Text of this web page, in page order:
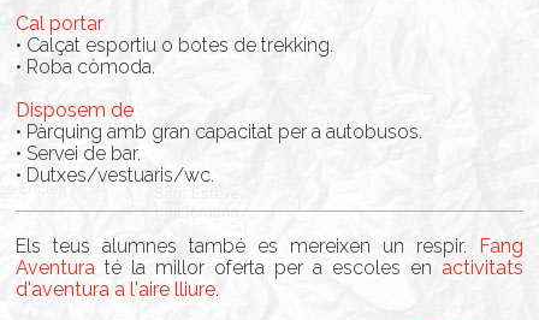
Cal portar
• Calçat esportiu o botes de trekking.
• Roba còmoda.
Disposem de
• Pàrquing amb gran capacitat per a autobusos.
• Servei de bar.
• Dutxes/vestuaris/wc.
Els teus alumnes també es mereixen un respir. Fang
Aventura té la millor oferta per a escoles en activitats
d'aventura a l'aire lliure.